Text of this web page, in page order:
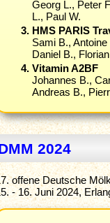
Georg L., Peter
L., Paul W.
HMS PARIS
Sami B.,
Daniel B.,
Vitamin A2BF
Johannes B.,
Andreas B.,
2024
offene Deutsche
- 16. Juni 2024,